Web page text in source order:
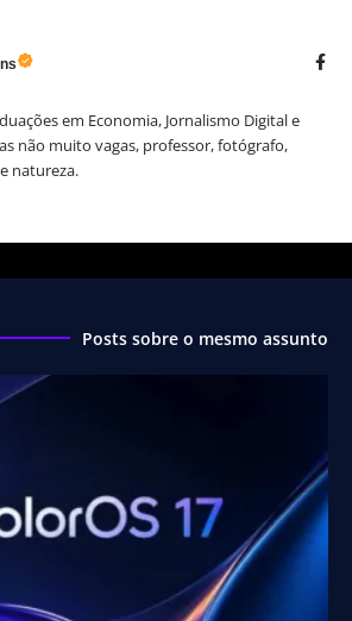
em Economia, Jornalismo Digital e
não muito vagas, professor, fotógrafo,
natureza.
Posts sobre o mesmo assunto